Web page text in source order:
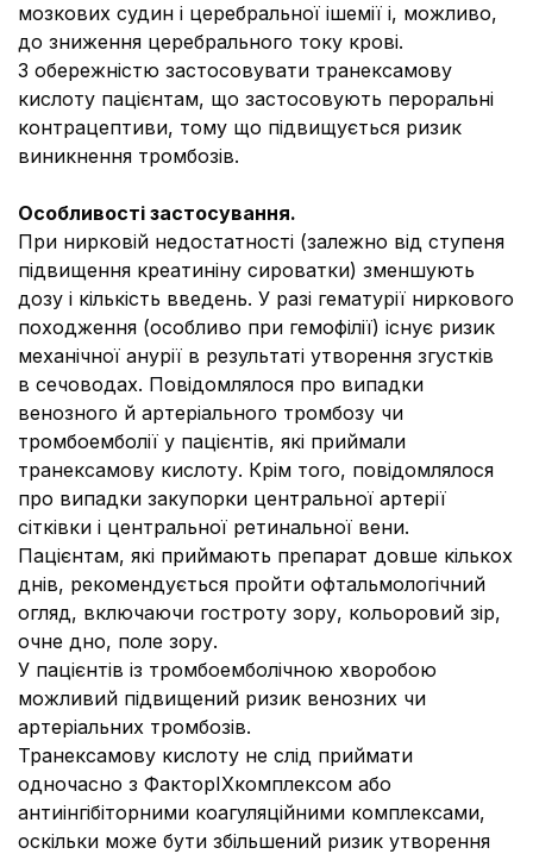
мозкових судин і церебральної ішемії і, можливо,
до зниження церебрального току крові.
З обережністю застосовувати транексамову
кислоту пацієнтам, що застосовують пероральні
контрацептиви, тому що підвищується ризик
виникнення тромбозів.
Особливості застосування.
При нирковій недостатності (залежно від ступеня
підвищення креатиніну сироватки) зменшують
дозу і кількість введень. У разі гематурії ниркового
походження (особливо при гемофілії) існує ризик
механічної анурії в результаті утворення згустків
в сечоводах. Повідомлялося про випадки
венозного й артеріального тромбозу чи
тромбоемболії у пацієнтів, які приймали
транексамову кислоту. Крім того, повідомлялося
про випадки закупорки центральної артерії
сітківки і центральної ретинальної вени.
Пацієнтам, які приймають препарат довше кількох
днів, рекомендується пройти офтальмологічний
огляд, включаючи гостроту зору, кольоровий зір,
очне дно, поле зору.
У пацієнтів із тромбоемболічною хворобою
можливий підвищений ризик венозних чи
артеріальних тромбозів.
Транексамову кислоту не слід приймати
одночасно з ФакторIХкомплексом або
антиінгібіторними коагуляційними комплексами,
оскільки може бути збільшений ризик утворення